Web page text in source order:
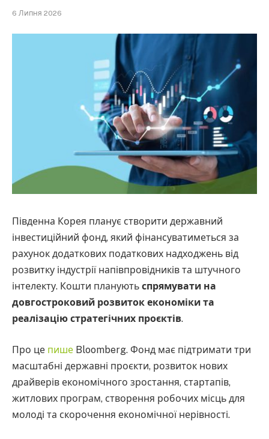
6 Липня 2026
Південна Корея планує створити державний
інвестиційний фонд, який фінансуватиметься за
рахунок додаткових податкових надходжень від
розвитку індустрії напівпровідників та штучного
інтелекту. Кошти планують спрямувати на
довгостроковий розвиток економіки та
реалізацію стратегічних проєктів.
Про це пише Bloomberg. Фонд має підтримати три
масштабні державні проєкти, розвиток нових
драйверів економічного зростання, стартапів,
житлових програм, створення робочих місць для
молоді та скорочення економічної нерівності.